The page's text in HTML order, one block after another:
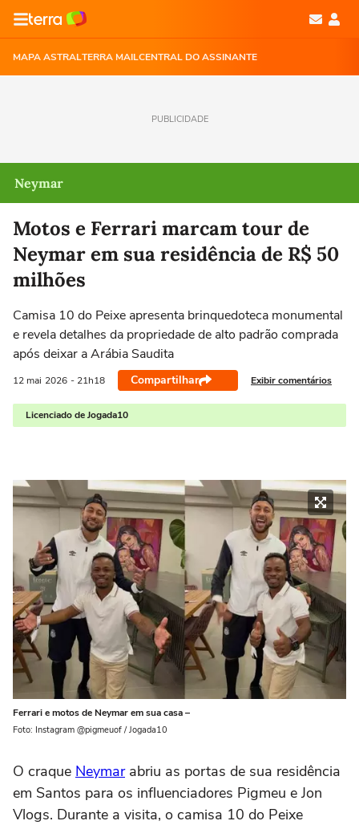
MAPA ASTRALTERRA MAILCENTRAL DO ASSINANTE
PUBLICIDADE
Neymar
Motos e Ferrari marcam tour de
Neymar em sua residência de R$ 50
milhões
Camisa 10 do Peixe apresenta brinquedoteca monumental
e revela detalhes da propriedade de alto padrão comprada
após deixar a Arábia Saudita
12 mai 2026 - 21h18 Compartilhar Exibir comentários
Licenciado de Jogada10
Ferrari e motos de Neymar em sua casa –
Foto: Instagram @pigmeuof / Jogada10
O craque Neymarabriu as portas de sua residência
em Santos para os influenciadores Pigmeu e Jon
Vlogs. Durante a visita, o camisa 10 do Peixe